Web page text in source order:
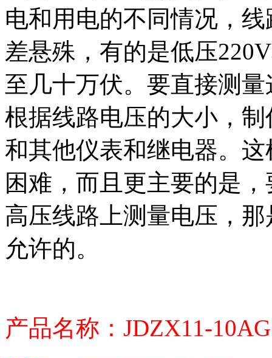
电和用电的不同情况，
差悬殊，有的是低压
至几十万伏。要直接测
根据线路电压的大小，
和其他仪表和继电器。
困难，而且更主要的是
高压线路上测量电压，
允许的。
产品名称：JDZX11-